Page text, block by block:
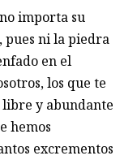
importa su
pues ni la piedra
en el
los que te
y abundante
hemos
excrementos